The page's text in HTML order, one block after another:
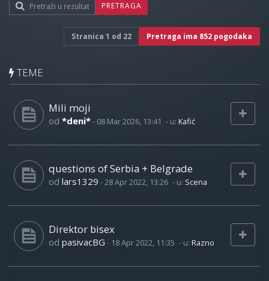
PRETRAGA
Stranica 1 od 22 Pretraga ima 852 pogodaka
TEME
Mili moji
od *deni*- 08 Mar 2026, 13:41 - u: Kafić
questions of Serbia + Belgrade
od lars1329 -28 Apr 2022, 13:26 - u: Scena
Direktor bisex
od pasivacBG - 18 Apr 2022, 11:35 - u: Razno